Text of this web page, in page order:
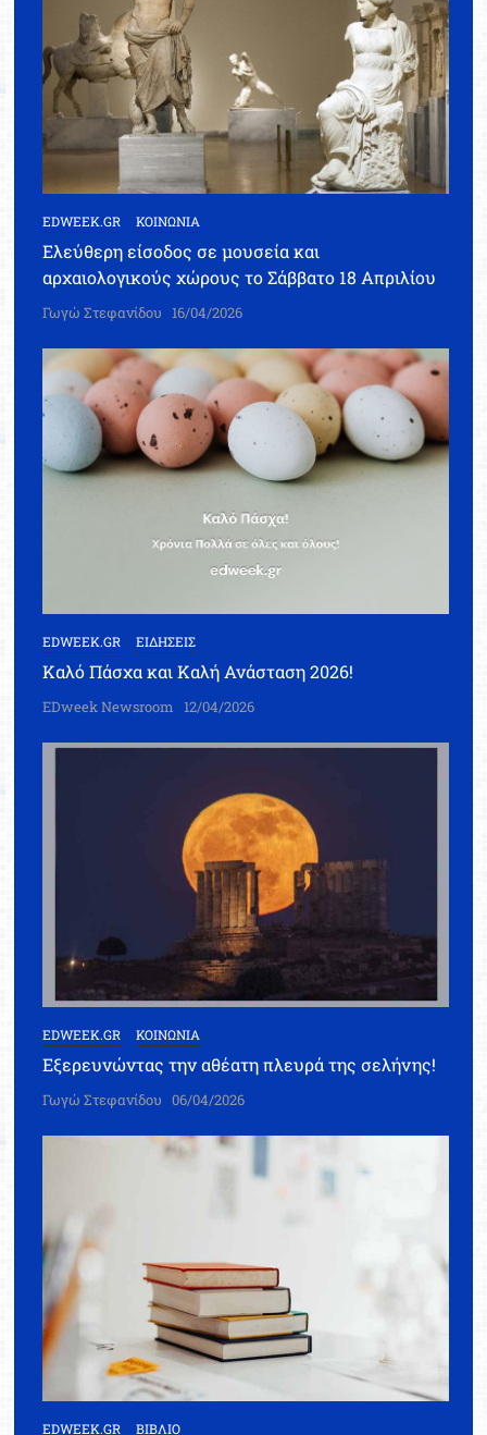
EDWEEK.GR ΚΟΙΝΩΝΙΑ
Ελεύθερη είσοδος σε μουσεία και
αρχαιολογικούς χώρους το Σάββατο 18 Απριλίου
Γωγώ Στεφανίδου 16/04/2026
EDWEEK.GR ΕΙΔΗΣΕΙΣ
Καλό Πάσχα και Καλή Ανάσταση 2026!
EDweek Newsroom 12/04/2026
EDWEEK.GR ΚΟΙΝΩΝΙΑ
Εξερευνώντας την αθέατη πλευρά της σελήνης!
Γωγώ Στεφανίδου 06/04/2026
EDWEEK.GR ΒΙΒΛΙΟ